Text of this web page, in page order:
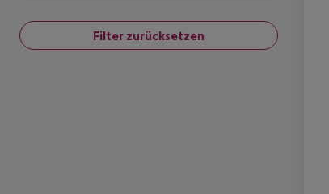
Filter zurücksetzen